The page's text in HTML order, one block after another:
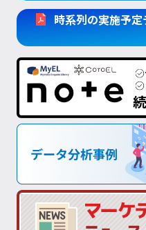
時系列の実施予定